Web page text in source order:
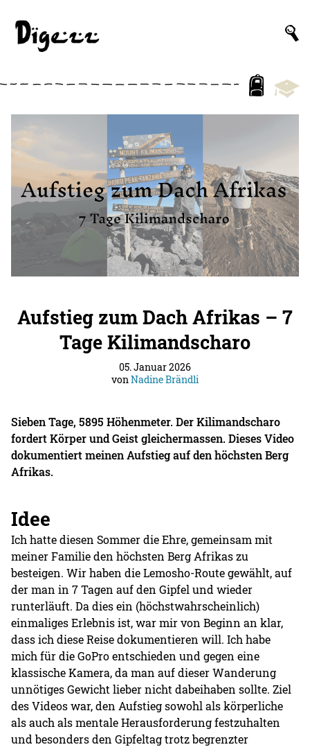
Aufstieg zum Dach Afrikas – 7
Tage Kilimandscharo
05. Januar 2026
vonNadine Brändli
Sieben Tage, 5895 Höhenmeter. Der Kilimandscharo
fordert Körper und Geist gleichermassen. Dieses Video
dokumentiert meinen Aufstieg auf den höchsten Berg
Afrikas.
Idee
Ich hatte diesen Sommer die Ehre, gemeinsam mit
meiner Familie den höchsten Berg Afrikas zu
besteigen. Wir haben die Lemosho-Route gewählt, auf
der man in 7 Tagen auf den Gipfel und wieder
runterläuft. Da dies ein (höchstwahrscheinlich)
einmaliges Erlebnis ist, war mir von Beginn an klar,
dass ich diese Reise dokumentieren will. Ich habe
mich für die GoPro entschieden und gegen eine
klassische Kamera, da man auf dieser Wanderung
unnötiges Gewicht lieber nicht dabeihaben sollte. Ziel
des Videos war, den Aufstieg sowohl als körperliche
als auch als mentale Herausforderung festzuhalten
und besonders den Gipfeltag trotz begrenzter